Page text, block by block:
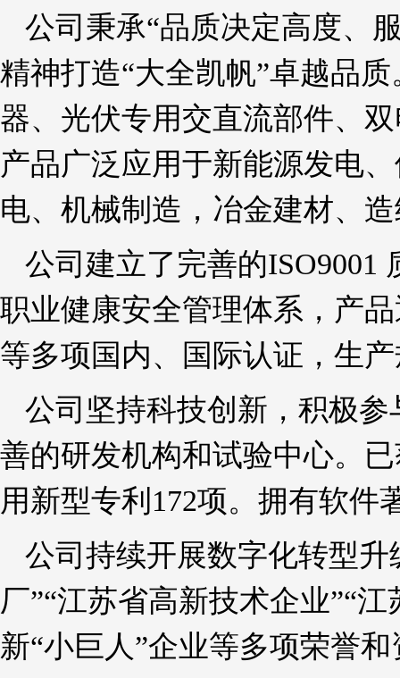
公司秉承“品质决定高度、
精神打造“大全凯帆”卓越品
器、光伏专用交直流部件、
产品广泛应用于新能源发电
电、机械制造，冶金建材、
公司建立了完善的ISO9001
职业健康安全管理体系，产
等多项国内、国际认证，生
公司坚持科技创新，积极
善的研发机构和试验中心。
用新型专利172项。拥有软件
公司持续开展数字化转型
厂”“江苏省高新技术企业”“
新“小巨人”企业等多项荣誉